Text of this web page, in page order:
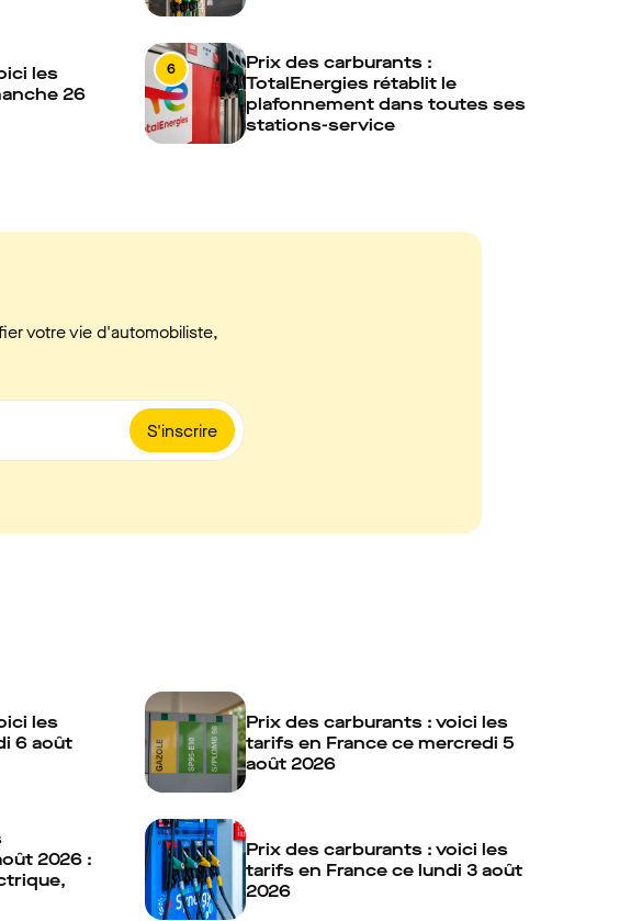
les
26
6
Prix des carburants :
TotalEnergies rétablit le
plafonnement dans toutes ses
stations-service
votre vie d'automobiliste,
S'inscrire
les
6 août
Prix des carburants : voici les
tarifs en France ce mercredi 5
août 2026
2026 :
Prix des carburants : voici les
tarifs en France ce lundi 3 août
2026